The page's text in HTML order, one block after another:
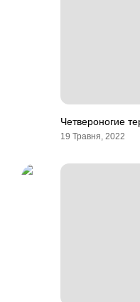
Четвероногие
19 Травня, 2022